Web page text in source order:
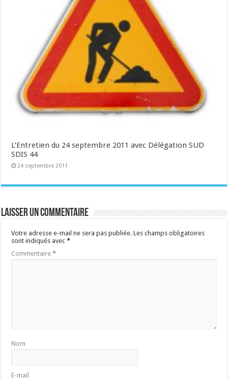
L’Entretien du 24 septembre 2011 avec Délégation SUD
SDIS 44‏
24 septembre 2011
Laisser un commentaire
Votre adresse e-mail ne sera pas publiée. Les champs obligatoires
sont indiqués avec*
Commentaire*
Nom
E-mail